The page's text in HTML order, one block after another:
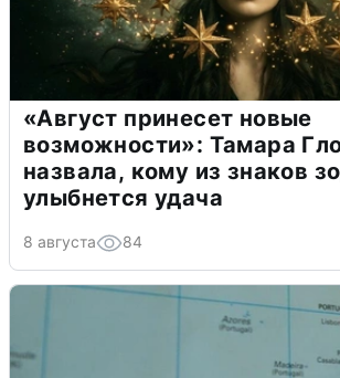
«Август принесет новые
возможности»: Тамара
назвала, кому из знаков
улыбнется удача
8 августа 84